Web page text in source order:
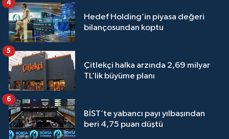
Hedef Holding’in piyasa değeri
bilançosundan koptu
4
Çitlekçi halka arzında 2,69 milyar
TL’lik büyüme planı
5
BİST’te yabancı payı yılbaşından
beri 4,75 puan düştü
6